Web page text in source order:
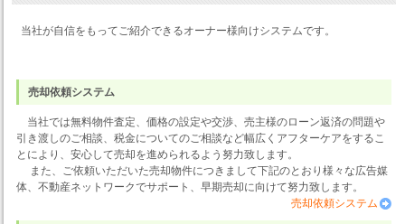
当社が自信をもってご紹介できるオーナー様向けシステムです。
売却依頼システム
当社では無料物件査定、価格の設定や交渉、売主様のローン返済の問題や
引き渡しのご相談、税金についてのご相談など幅広くアフターケアをするこ
とにより、安心して売却を進められるよう努力致します。
また、ご依頼いただいた売却物件につきまして下記のとおり様々な広告媒
体、不動産ネットワークでサポート、早期売却に向けて努力致します。
売却依頼システム